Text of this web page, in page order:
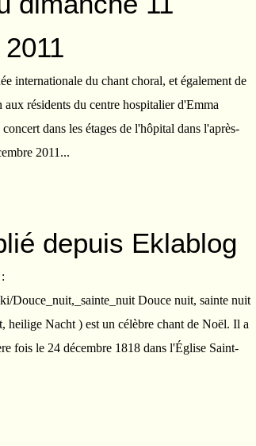
internationale du chant choral, et également de
résidents du centre hospitalier d'Emma
dans les étages de l'hôpital dans l'après-
2011...
depuis Eklablog
Douce_nuit,_sainte_nuit Douce nuit, sainte nuit
heilige Nacht ) est un célèbre chant de Noël. Il a
fois le 24 décembre 1818 dans l'Église Saint-